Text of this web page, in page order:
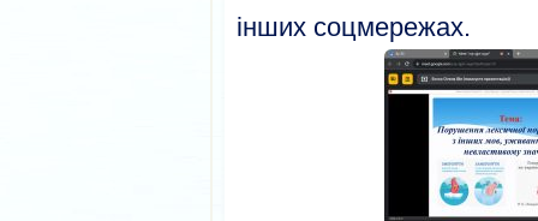
інших соцмережах.